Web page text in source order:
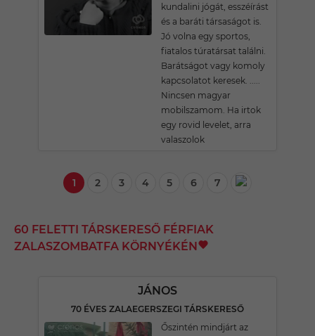
kundalini jógát, esszéírást
és a baráti társaságot is.
Jó volna egy sportos,
fiatalos túratársat találni.
Barátságot vagy komoly
kapcsolatot keresek. .....
Nincsen magyar
mobilszamom. Ha irtok
egy rovid levelet, arra
valaszolok
1 2 3 4 5 6 7
60 FELETTI TÁRSKERESŐ FÉRFIAK
ZALASZOMBATFA KÖRNYÉKÉN
JÁNOS
70 ÉVES ZALAEGERSZEGI TÁRSKERESŐ
Őszintén mindjárt az